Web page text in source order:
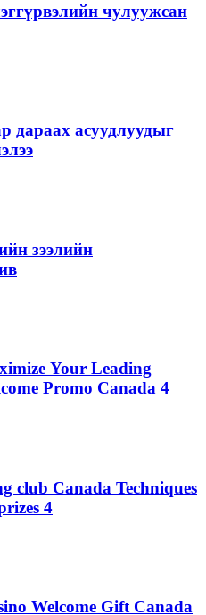
чулуужсан
дараах асуудлуудыг
зээлийн
Your Leading
Promo Canada 4
club Canada Techniques
4
Welcome Gift Canada